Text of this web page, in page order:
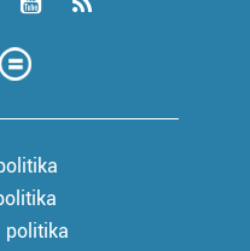
politika